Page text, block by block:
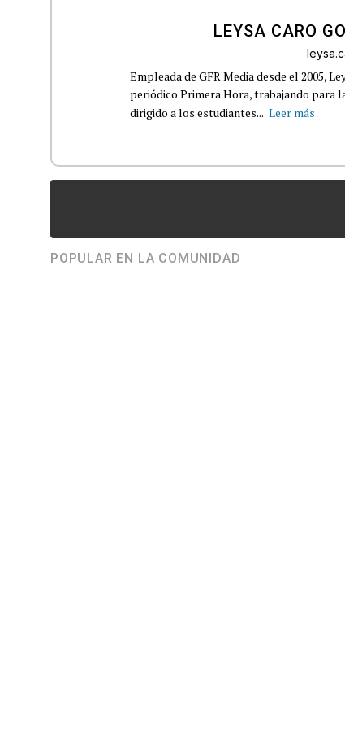
LEYSA CARO
Empleada de GFR Media desde el 2005,
periódico Primera Hora, trabajando para
dirigido a los estudiantes... Leer más
POPULAR EN LA COMUNIDAD